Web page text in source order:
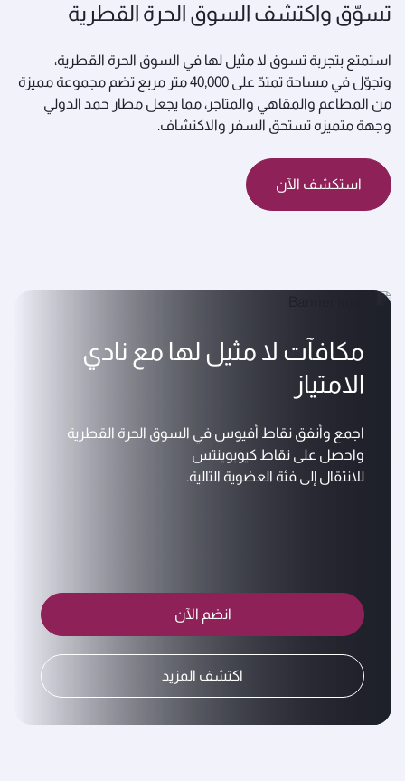
تسوّق واكتشف السوق الحرة القطرية
استمتع بتجربة تسوق لا مثيل لها في السوق الحرة القطرية،
وتجوّل في مساحة تمتدّ على 40,000 متر مربع تضم مجموعة مميزة
من المطاعم والمقاهي والمتاجر، مما يجعل مطار حمد الدولي
وجهة متميزه تستحق السفر والاكتشاف.
استكشف الآن
مكافآت لا مثيل لها مع نادي
الامتياز
اجمع وأنفق نقاط أفيوس في السوق الحرة القطرية
واحصل على نقاط كيوبوينتس
للانتقال إلى فئة العضوية التالية.
انضم الآن
اكتشف المزيد